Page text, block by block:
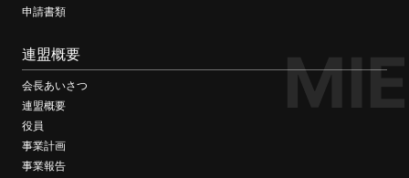
MIE
申請書類
連盟概要
会長あいさつ
連盟概要
役員
事業計画
事業報告